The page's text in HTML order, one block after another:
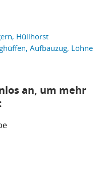
Hüllhorst
Aufbauzug, Löhne
an, um mehr